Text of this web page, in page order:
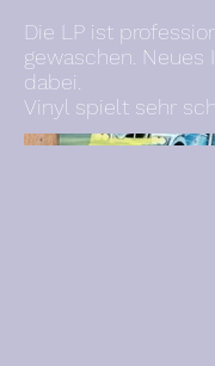
Die LP ist
gewaschen. Neues
dabei.
Vinyl spielt sehr